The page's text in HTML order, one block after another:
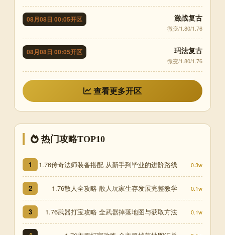
08月08日 00:05开区 激战复古
微变/1.80/1.76
08月08日 00:05开区 玛法复古
微变/1.80/1.76
查看更多开区
热门攻略TOP10
1 1.76传奇法师装备搭配 从新手到毕业的进阶路线 0.3w
2 1.76散人全攻略 散人玩家生存发展完整教学 0.1w
3 1.76武器打宝攻略 全武器掉落地图与获取方法 0.1w